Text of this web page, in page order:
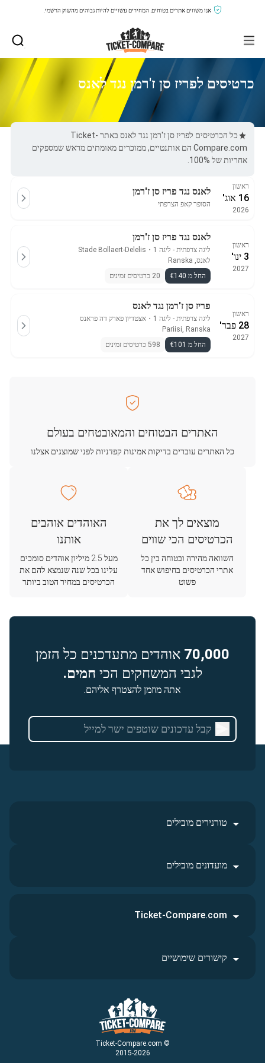
אנו משווים אתרים בטוחים, המחירים עשויים להיות גבוהים מהשוק הרשמי.
כרטיסים לפריז סן ז'רמן נגד לאנס
כל הכרטיסים לפריז סן ז'רמן נגד לאנס באתר Ticket-
Compare.com הם אותנטיים, ממוכרים מאומתים מראש שמספקים
אחריות של 100%.
ראשון
16 אוג'
2026
לאנס נגד פריז סן ז'רמן
הסופר קאפ הצרפתי
ראשון
3 ינו'
2027
לאנס נגד פריז סן ז'רמן
ליגה צרפתית - ליגה 1 ・
Stade Bollaert-Delelis
לאנס, Ranska
החל מ €140
20 כרטיסים זמינים
ראשון
28 פבר'
2027
פריז סן ז'רמן נגד לאנס
ליגה צרפתית - ליגה 1 ・ אצטדיון פארק דה פראנס
Pariisi, Ranska
החל מ €101
598 כרטיסים זמינים
האתרים הבטוחים והמאובטחים בעולם
כל האתרים עוברים בדיקות אמינות קפדניות לפני שמוצגים אצלנו
מוצאים לך את
הכרטיסים הכי שווים
השוואה מהירה ובטוחה בין כל
אתרי הכרטיסים בחיפוש אחד
פשוט
האוהדים אוהבים
אותנו
מעל 2.5 מיליון אוהדים סומכים
עלינו בכל שנה שנמצא להם את
הכרטיסים במחיר הטוב ביותר
70,000 אוהדים מתעדכנים כל הזמן
לגבי המשחקים הכי חמים.
אתה מוזמן להצטרף אליהם.
טורנירים מובילים
מועדונים מובילים
© Ticket-Compare.com
2015-2026
Ticket-Compare.com
קישורים שימושיים